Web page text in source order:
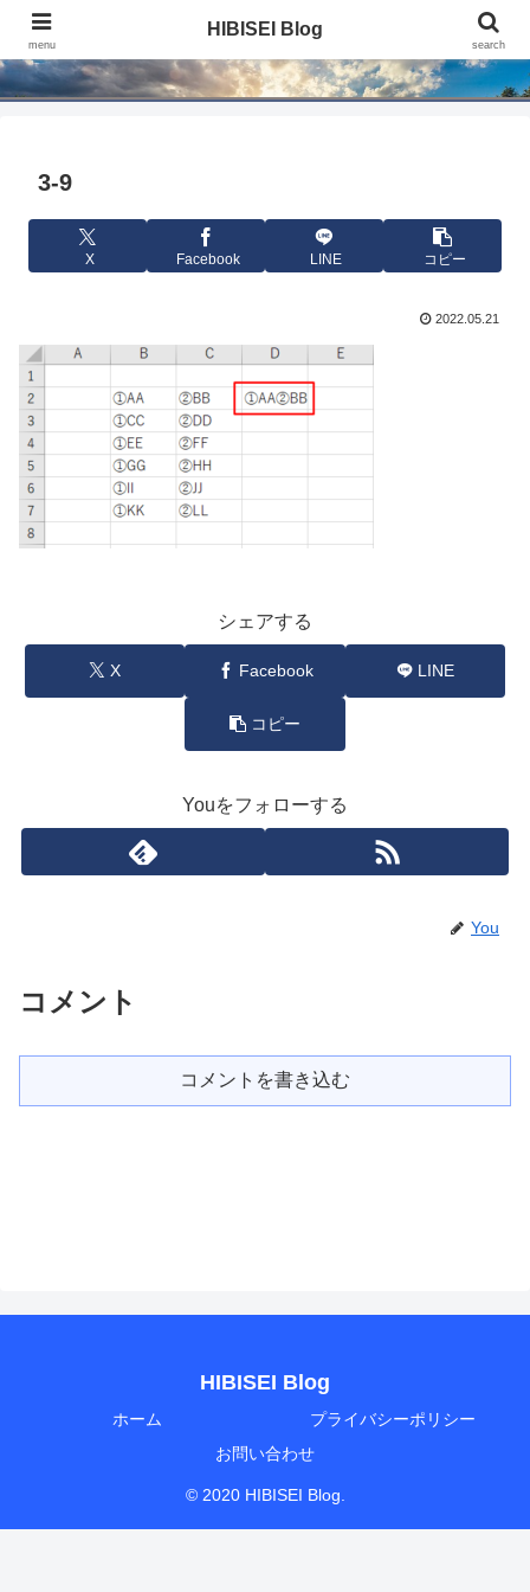
HIBISEI Blog
3-9
X Facebook LINE コピー
2022.05.21
シェアする
X Facebook LINE
コピー
Youをフォローする
You
コメント
コメントを書き込む
HIBISEI Blog
ホーム
プライバシーポリシー
お問い合わせ
© 2020 HIBISEI Blog.
menu
HIBISEI Blog
search